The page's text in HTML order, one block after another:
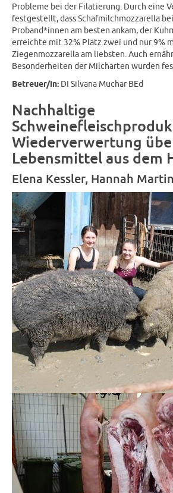
Probleme bei der Filatierung. Durch eine
festgestellt, dass Schafmilchmozzarella
Proband*innen am besten ankam, der
erreichte mit 32% Platz zwei und nur 9%
Ziegenmozzarella am liebsten. Auch
Besonderheiten der Milcharten wurden
Betreuer/in: DI Silvana Muchar BEd
Nachhaltige
Wiederverwertung
Lebensmittel aus dem
Elena Kessler, Hannah Martin